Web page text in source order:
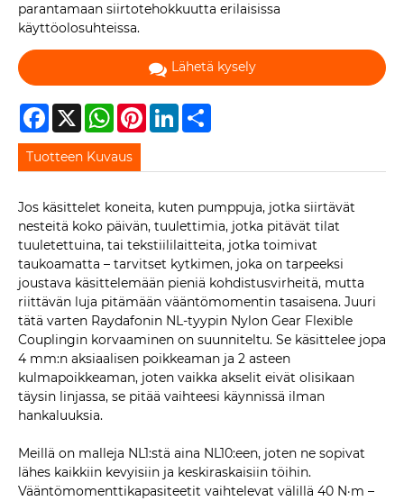
parantamaan siirtotehokkuutta erilaisissa
käyttöolosuhteissa.
Lähetä kysely
Facebook
X WhatsAppPinterestLinkedIn
Tuotteen Kuvaus
Jos käsittelet koneita, kuten pumppuja, jotka siirtävät
nesteitä koko päivän, tuulettimia, jotka pitävät tilat
tuuletettuina, tai tekstiililaitteita, jotka toimivat
taukoamatta – tarvitset kytkimen, joka on tarpeeksi
joustava käsittelemään pieniä kohdistusvirheitä, mutta
riittävän luja pitämään vääntömomentin tasaisena. Juuri
tätä varten Raydafonin NL-tyypin Nylon Gear Flexible
Couplingin korvaaminen on suunniteltu. Se käsittelee jopa
4 mm:n aksiaalisen poikkeaman ja 2 asteen
kulmapoikkeaman, joten vaikka akselit eivät olisikaan
täysin linjassa, se pitää vaihteesi käynnissä ilman
hankaluuksia.
Meillä on malleja NL1:stä aina NL10:een, joten ne sopivat
lähes kaikkiin kevyisiin ja keskiraskaisiin töihin.
Vääntömomenttikapasiteetit vaihtelevat välillä 40 N·m –